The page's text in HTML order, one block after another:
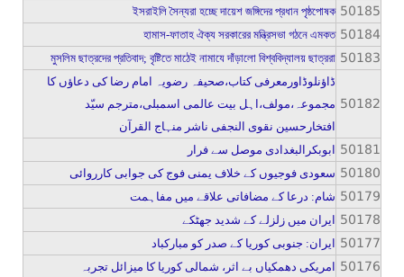
50185
ইসরাইলি সৈন্যরা হচ্ছে দায়েশ জঙ্গিদের প্রধান পৃষ্ঠপোষক
50184
হামাস-ফাতাহ ঐক্য সরকারের মন্ত্রিসভা গঠনে এমকত
50183
মুসলিম ছাত্রদের প্রতিবাদ; বৃষ্টিতে মাঠেই নামাযে দাঁড়ালো বিশ্ববিদ্যালয় ছাত্ররা
50182
ڈاؤنلوڈاورمعرفی کتاب،صحیفہ رضویہ امام رضا کی دعاؤں کا
مجموعہ،مولف،اہل بیت عالمی اسمبلی،مترجم سیّد
افتخارحسین نقوی النجفی ناشر منہاج القرآن
50181 ابوبکرالبغدادی موصل سے فرار
50180 سعودی فوجیوں کے خلاف یمنی فوج کی جوابی کارروائی
50179 شام: درعا کے مضافاتی علاقے میں مفاہمت
50178 ایران میں زلزلے کے شدید جھٹکے
50177 ایران: جنوبی کوریا کے صدر کو مبارکباد
50176 امریکی دھمکیاں بے اثر، شمالی کوریا کا میزائل تجربہ